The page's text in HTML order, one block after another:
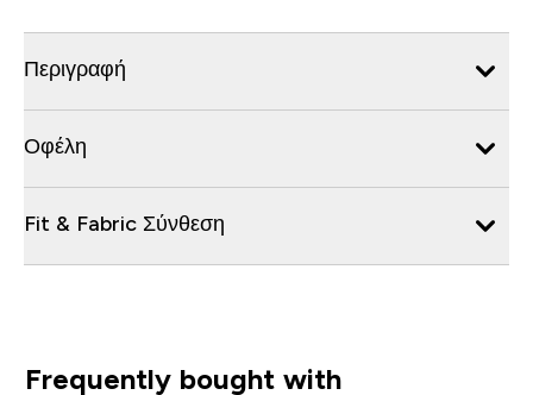
Περιγραφή
Οφέλη
Fit & Fabric Σύνθεση
Frequently bought with